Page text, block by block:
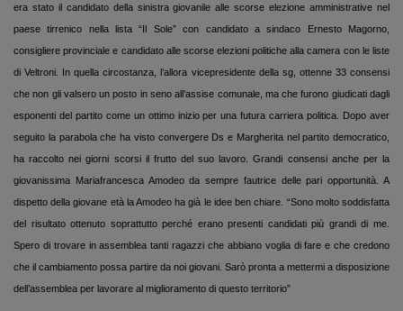
era stato il candidato della sinistra giovanile alle scorse elezione amministrative nel
paese tirrenico nella lista “Il Sole” con candidato a sindaco Ernesto Magorno,
consigliere provinciale e candidato alle scorse elezioni politiche alla camera con le liste
di Veltroni. In quella circostanza, l’allora vicepresidente della sg, ottenne 33 consensi
che non gli valsero un posto in seno all’assise comunale, ma che furono giudicati dagli
esponenti del partito come un ottimo inizio per una futura carriera politica. Dopo aver
seguito la parabola che ha visto convergere Ds e Margherita nel partito democratico,
ha raccolto nei giorni scorsi il frutto del suo lavoro. Grandi consensi anche per la
giovanissima Mariafrancesca Amodeo da sempre fautrice delle pari opportunità. A
dispetto della giovane età la Amodeo ha già le idee ben chiare. “Sono molto soddisfatta
del risultato ottenuto soprattutto perché erano presenti candidati più grandi di me.
Spero di trovare in assemblea tanti ragazzi che abbiano voglia di fare e che credono
che il cambiamento possa partire da noi giovani. Sarò pronta a mettermi a disposizione
dell’assemblea per lavorare al miglioramento di questo territorio”